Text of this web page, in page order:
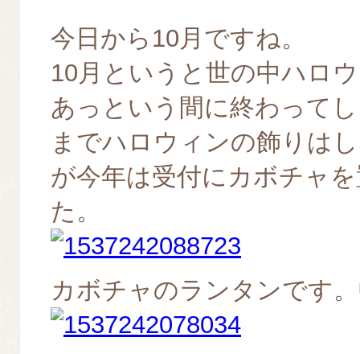
今日から10月ですね。
10月というと世の中ハロ
あっという間に終わって
までハロウィンの飾りは
が今年は受付にカボチャ
た。
カボチャのランタンです